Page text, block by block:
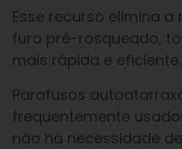
Esse recurso elimina
furo pré-rosqueado,
mais rápida e eficiente.
Parafusos
frequentemente
não há necessidade